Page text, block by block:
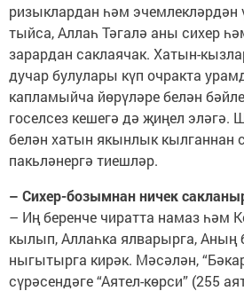
ризыклардан һәм эчемлекләрдән
тыйса, Аллаһ Тәгалә аны сихер
зарардан саклаячак. Хатын-
дучар булулары күп очракта
капламыйча йөрүләре белән
госелсез кешегә дә җиңел эләгә.
белән хатын якынлык кылганнан
пакьләнергә тиешләр.
– Сихер-бозымнан ничек
– Иң беренче чиратта намаз һәм
кылып, Аллаһка ялварырга, Аның
ныгытырга кирәк. Мәсәлән,
сүрәсендәге “Аятел-көрси” (255